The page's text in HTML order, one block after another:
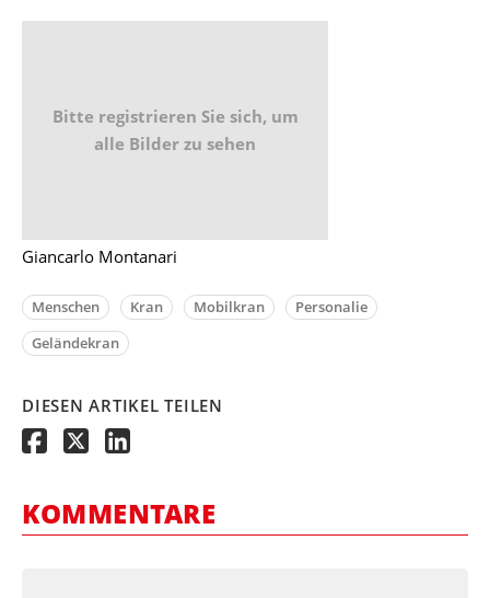
Bitte registrieren Sie sich, um
alle Bilder zu sehen
Giancarlo Montanari
Menschen Kran Mobilkran
Personalie
Geländekran
DIESEN ARTIKEL TEILEN
KOMMENTARE